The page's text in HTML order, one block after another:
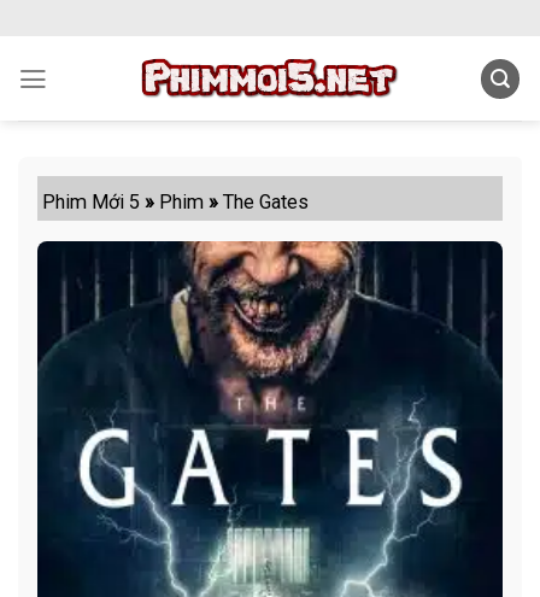
content
Phim Mới 5 » Phim »The Gates